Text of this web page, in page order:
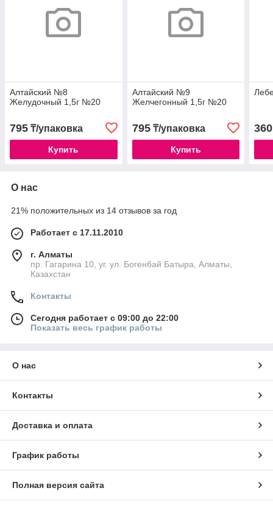
Алтайский №8
Желудочный 1,5г №20
795 ₸/упаковка
Купить
Алтайский №9
Желчегонный 1,5г №20
795₸/упаковка
Купить
360
О нас
21% положительных из 14 отзывов за год
Работает с 17.11.2010
г. Алматы
пр. Гагарина 10, уг. ул. Богенбай Батыра, Алматы,
Казахстан
Контакты
Сегодня работает с 09:00 до 22:00
Показать весь график работы
О нас
Контакты
Доставка и оплата
График работы
Полная версия сайта